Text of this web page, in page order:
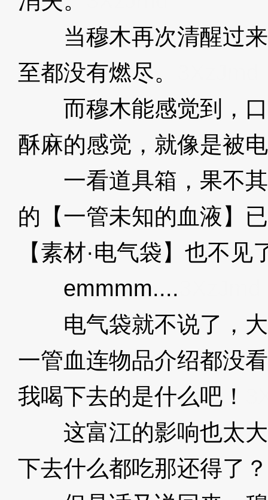
当穆木再次清醒过来
至都没有燃尽。
而穆木能感觉到，口
酥麻的感觉，就像是被
一看道具箱，果不其
的【一管未知的血液】
【素材·电气袋】也不见
emmmm....
电气袋就不说了，大
一管血连物品介绍都没
我喝下去的是什么吧！
这富江的影响也太大
下去什么都吃那还得了？